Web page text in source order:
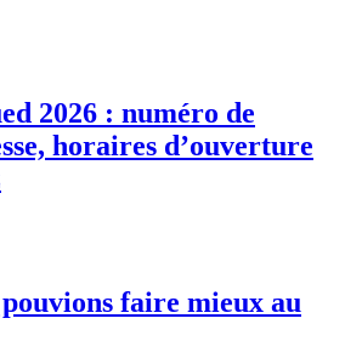
2026 : numéro de
horaires d’ouverture
faire mieux au